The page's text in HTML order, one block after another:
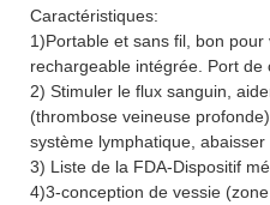
Caractéristiques:
1)Portable et sans fil, bon
rechargeable intégrée. Port de
2) Stimuler le flux sanguin,
(thrombose veineuse
système lymphatique, abaisser
3) Liste de la FDA-Dispositif
4)3-conception de vessie